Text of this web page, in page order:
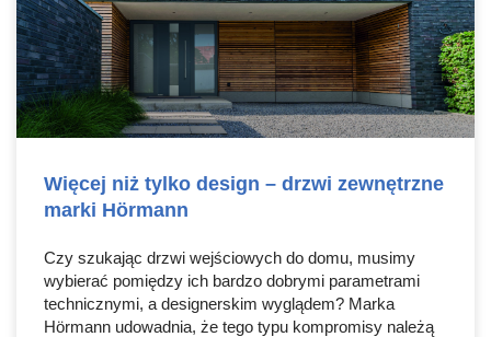
Więcej niż tylko design – drzwi zewnętrzne
marki Hörmann
Czy szukając drzwi wejściowych do domu, musimy
wybierać pomiędzy ich bardzo dobrymi parametrami
technicznymi, a designerskim wyglądem? Marka
Hörmann udowadnia, że tego typu kompromisy należą